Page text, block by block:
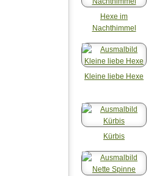
Hexe im
Nachthimmel
Kleine liebe Hexe
Kürbis